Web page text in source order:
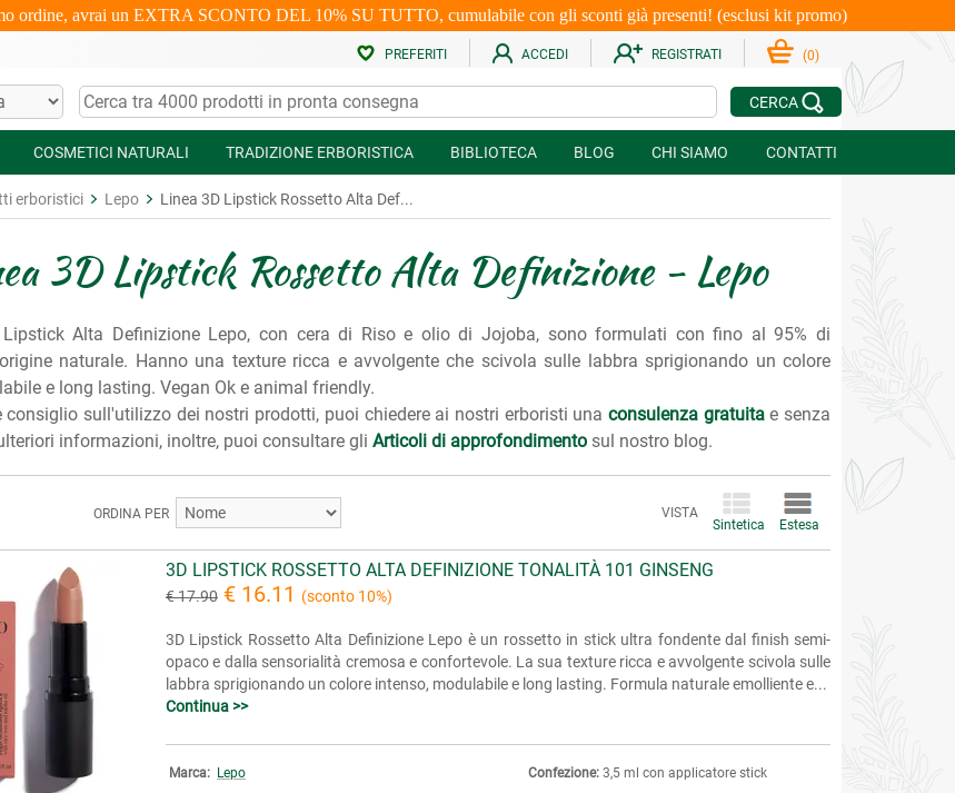
ordine, avrai un EXTRA SCONTO DEL 10% SU TUTTO, cumulabile con gli sconti già presenti! (esclusi kit promo)
PREFERITI ACCEDI REGISTRATI (0)
CERCA
COSMETICI NATURALI TRADIZIONE ERBORISTICA BIBLIOTECA BLOG CHI SIAMO CONTATTI
erboristici Lepo Linea 3D Lipstick Rossetto Alta Def...
3D Lipstick Rossetto Alta Definizione - Lepo
Alta Definizione Lepo, con cera di Riso e olio di Jojoba, sono formulati con fino al 95% di
naturale. Hanno una texture ricca e avvolgente che scivola sulle labbra sprigionando un colore
e long lasting. Vegan Ok e animal friendly.
consiglio sull'utilizzo dei nostri prodotti, puoi chiedere ai nostri erboristi una consulenza gratuitae senza
informazioni, inoltre, puoi consultare gli Articoli di approfondimento sul nostro blog.
ORDINA PER VISTA
Sintetica Estesa
3D LIPSTICK ROSSETTO ALTA DEFINIZIONE TONALITÀ 101 GINSENG
€ 17.90 € 16.11 (sconto 10%)
3D Lipstick Rossetto Alta Definizione Lepo è un rossetto in stick ultra fondente dal finish semi-
opaco e dalla sensorialità cremosa e confortevole. La sua texture ricca e avvolgente scivola sulle
labbra sprigionando un colore intenso, modulabile e long lasting. Formula naturale emolliente e...
Continua >>
Marca: Lepo Confezione: 3,5 ml con applicatore stick